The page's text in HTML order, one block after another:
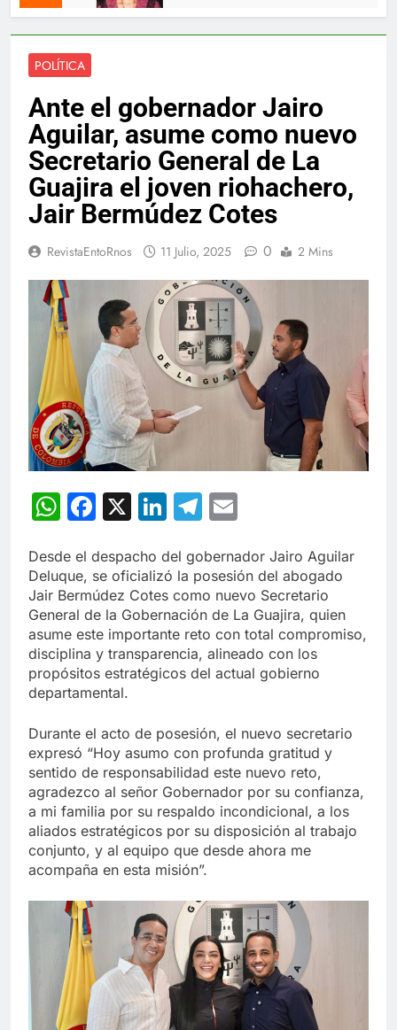
POLÍTICA
Ante el gobernador Jairo
Aguilar, asume como nuevo
Secretario General de La
Guajira el joven riohachero,
Jair Bermúdez Cotes
RevistaEntoRnos 11 Julio, 2025 0 2 Mins
WhatsApp
Facebook
X LinkedIn
Telegram
Desde el despacho del gobernador Jairo Aguilar
Deluque, se oficializó la posesión del abogado
Jair Bermúdez Cotes como nuevo Secretario
General de la Gobernación de La Guajira, quien
asume este importante reto con total compromiso,
disciplina y transparencia, alineado con los
propósitos estratégicos del actual gobierno
departamental.
Durante el acto de posesión, el nuevo secretario
expresó “Hoy asumo con profunda gratitud y
sentido de responsabilidad este nuevo reto,
agradezco al señor Gobernador por su confianza,
a mi familia por su respaldo incondicional, a los
aliados estratégicos por su disposición al trabajo
conjunto, y al equipo que desde ahora me
acompaña en esta misión”.